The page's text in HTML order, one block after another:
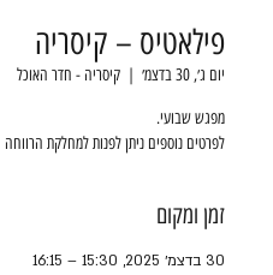
פילאטיס – קיסריה
יום ג׳, 30 בדצמ׳
  |
קיסריה - חדר האוכל
לפרטים נוספים ניתן לפנות למחלקת הרווחה
זמן ומקום
30 בדצמ׳ 2025, 15:30 – 16:15